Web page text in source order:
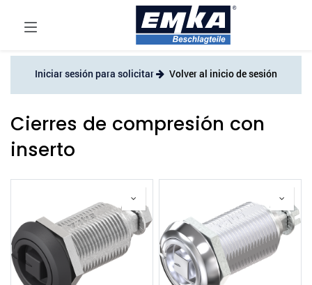
Iniciar sesión para solicitar Volver al inicio de sesión
Cierres de compresión con
inserto